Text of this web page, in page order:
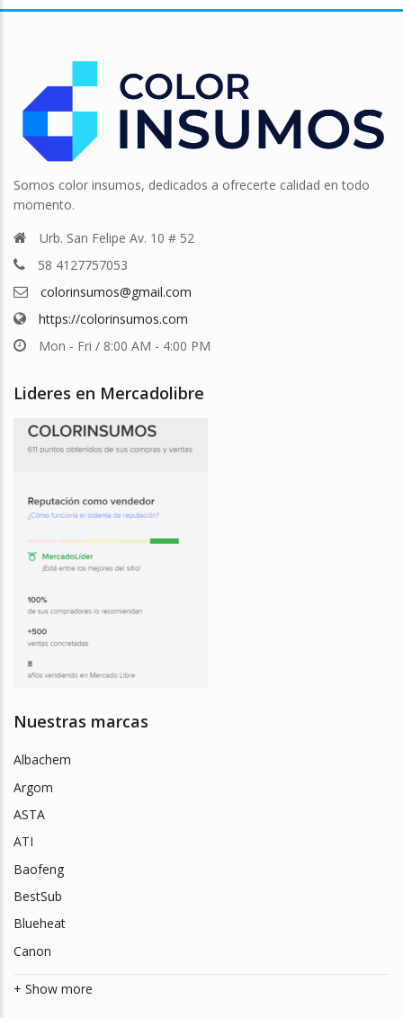
Somos color insumos, dedicados a ofrecerte calidad en todo
momento.
Urb. San Felipe Av. 10 # 52
58 4127757053
colorinsumos@gmail.com
https://colorinsumos.com
Mon - Fri / 8:00 AM - 4:00 PM
Lideres en Mercadolibre
Nuestras marcas
Albachem
Argom
ASTA
ATI
Baofeng
BestSub
Blueheat
Canon
+ Show more